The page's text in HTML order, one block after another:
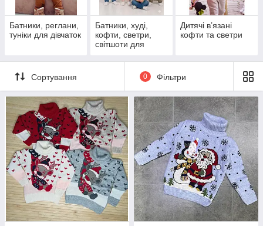
Батники, реглани,
туніки для дівчаток
Батники, худі,
кофти, светри,
світшоти для
Дитячі в’язані
кофти та светри
Сортування 0 Фільтри